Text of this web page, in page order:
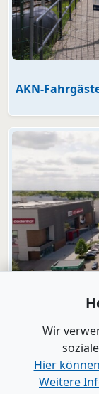
AKN-
dodenhof
Wir
Hier
Weitere